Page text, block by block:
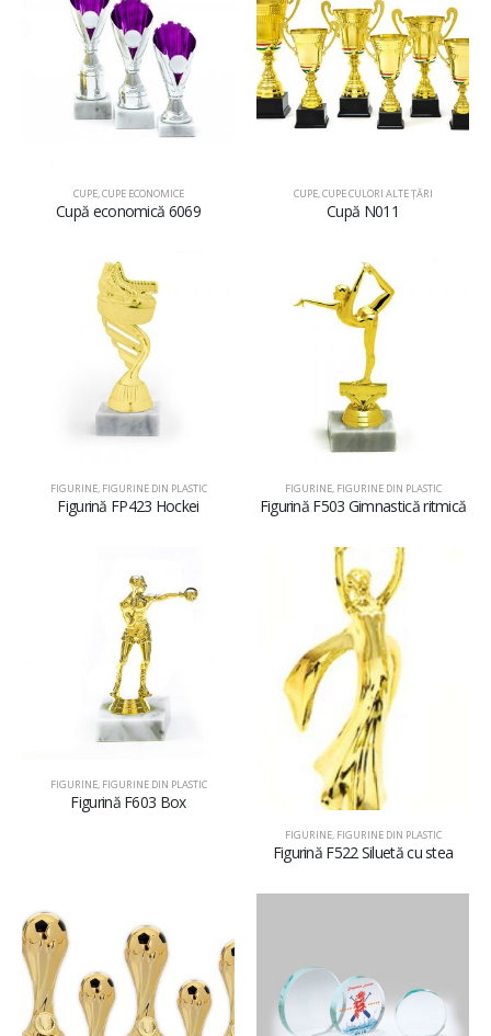
CUPE,CUPE ECONOMICE
Cupă economică 6069
CUPE,CUPE CULORI ALTE ȚĂRI
Cupă N011
FIGURINE, FIGURINE DIN PLASTIC
Figurină FP423 Hockei
FIGURINE, FIGURINE DIN PLASTIC
Figurină F503 Gimnastică ritmică
FIGURINE, FIGURINE DIN PLASTIC
Figurină F603 Box
FIGURINE, FIGURINE DIN PLASTIC
Figurină F522 Siluetă cu stea